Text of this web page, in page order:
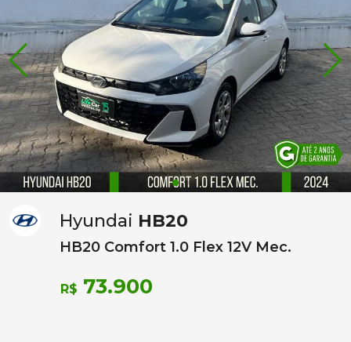
Hyundai HB20
HB20 Comfort 1.0 Flex 12V Mec.
R$ 73.900